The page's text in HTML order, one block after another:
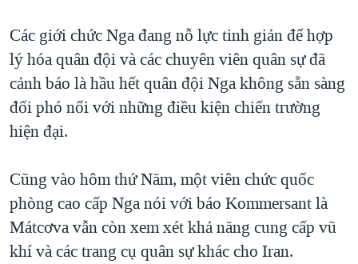
Các giới chức Nga đang nỗ lực tinh giản để hợp
lý hóa quân đội và các chuyên viên quân sự đã
cảnh báo là hầu hết quân đội Nga không sẵn sàng
đối phó nổi với những điều kiện chiến trường
hiện đại.
Cũng vào hôm thứ Năm, một viên chức quốc
phòng cao cấp Nga nói với báo Kommersant là
Mátcơva vẫn còn xem xét khả năng cung cấp vũ
khí và các trang cụ quân sự khác cho Iran.